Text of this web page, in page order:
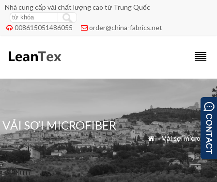
Nhà cung cấp vải chất lượng cao từ Trung Quốc
 008615051486055  order@china-fabrics.net
VẢI SỢI MICROFIBER
 »Vải sợi microfiber